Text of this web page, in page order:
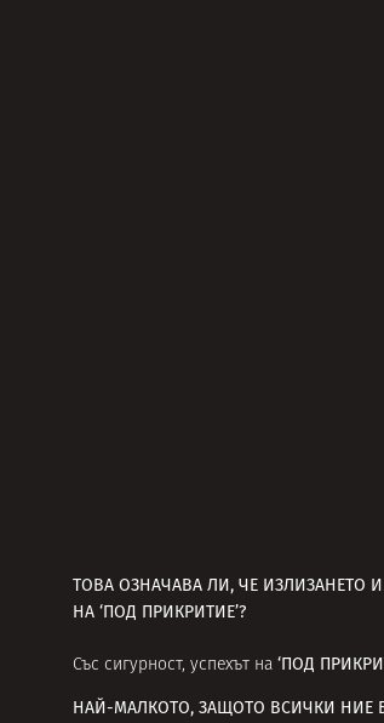
ТОВА ОЗНАЧАВА ЛИ, ЧЕ ИЗЛИЗАНЕТО
НА ‘ПОД ПРИКРИТИЕ’?
Със сигурност, успехът на ‘ПОД
НАЙ-МАЛКОТО, ЗАЩОТО ВСИЧКИ НИЕ